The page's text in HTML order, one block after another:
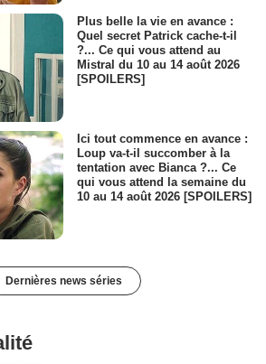
Plus belle la vie en avance :
Quel secret Patrick cache-t-il
?... Ce qui vous attend au
Mistral du 10 au 14 août 2026
[SPOILERS]
Ici tout commence en avance :
Loup va-t-il succomber à la
tentation avec Bianca ?... Ce
qui vous attend la semaine du
10 au 14 août 2026 [SPOILERS]
Dernières news séries